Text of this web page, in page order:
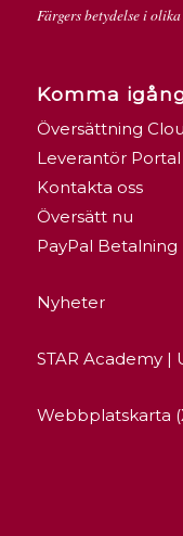
Färgers betydelse i
Komma
Översättning
Leverantör Portal
Kontakta oss
Översätt nu
PayPal Betalning
Nyheter
STAR Academy |
Webbplatskarta